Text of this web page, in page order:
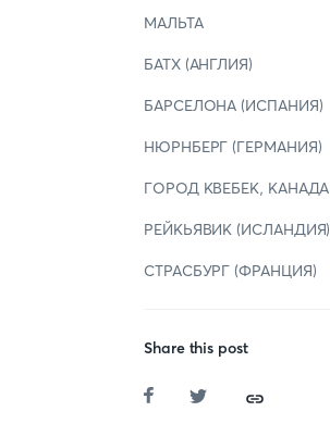
МАЛЬТА
БАТХ (АНГЛИЯ)
БАРСЕЛОНА (ИСПАНИЯ)
НЮРНБЕРГ (ГЕРМАНИЯ)
ГОРОД КВЕБЕК, КАНАДА
РЕЙКЬЯВИК (ИСЛАНДИЯ)
СТРАСБУРГ (ФРАНЦИЯ)
Share this post